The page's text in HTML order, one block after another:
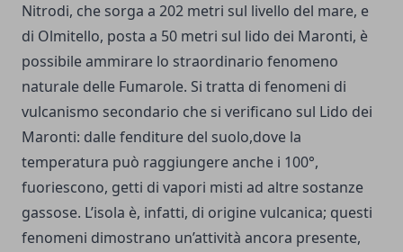
Nitrodi, che sorga a 202 metri sul livello del mare, e
di Olmitello, posta a 50 metri sul lido dei Maronti, è
possibile ammirare lo straordinario fenomeno
naturale delle Fumarole. Si tratta di fenomeni di
vulcanismo secondario che si verificano sul Lido dei
Maronti: dalle fenditure del suolo,dove la
temperatura può raggiungere anche i 100°,
fuoriescono, getti di vapori misti ad altre sostanze
gassose. L’isola è, infatti, di origine vulcanica; questi
fenomeni dimostrano un’attività ancora presente,